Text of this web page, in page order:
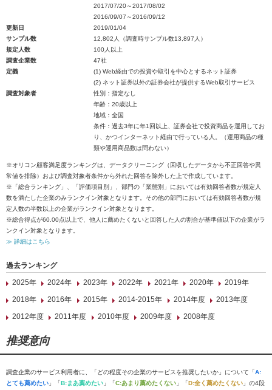
2017/07/20～2017/08/02
2016/09/07～2016/09/12
更新日
2019/01/04
サンプル数
12,802人（調査時サンプル数13,897人）
規定人数
100人以上
調査企業数
47社
定義
(1) Web経由での投資や取引を中心とするネット証券
(2) ネット証券以外の証券会社が提供するWeb取引サービス
調査対象者
性別：指定なし
年齢：20歳以上
地域：全国
条件：過去3年に年1回以上、証券会社で投資商品を運用してお
り、かつインターネット経由で行っている人。（運用商品の種
類や運用商品数は問わない）
※オリコン顧客満足度ランキングは、データクリーニング（回収したデータから不正回答や異
常値を排除）および調査対象者条件から外れた回答を除外した上で作成しています。
※「総合ランキング」、「評価項目別」、部門の「業態別」においては有効回答者数が規定人
数を満たした企業のみランクイン対象となります。その他の部門においては有効回答者数が規
定人数の半数以上の企業がランクイン対象となります。
※総合得点が60.00点以上で、他人に薦めたくないと回答した人の割合が基準値以下の企業がラ
ンクイン対象となります。
≫ 詳細はこちら
過去ランキング
2025年
2024年 2023年 2022年 2021年 2020年
2019年
2018年
2016年 2015年 2014-2015年 2014年度
2013年度
2012年度
2011年度 2010年度 2009年度 2008年度
推奨意向
調査企業のサービス利用者に、「どの程度その企業のサービスを推奨したいか」について「A:
とても薦めたい 」「B:まあ薦めたい 」「C:あまり薦めたくない 」「D:全く薦めたくない 」の4段